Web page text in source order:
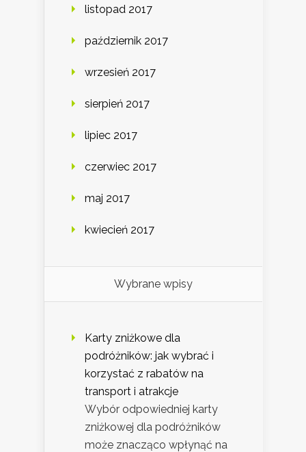
listopad 2017
październik 2017
wrzesień 2017
sierpień 2017
lipiec 2017
czerwiec 2017
maj 2017
kwiecień 2017
Wybrane wpisy
Karty zniżkowe dla
podróżników: jak wybrać i
korzystać z rabatów na
transport i atrakcje
Wybór odpowiedniej karty
zniżkowej dla podróżników
może znacząco wpłynąć na